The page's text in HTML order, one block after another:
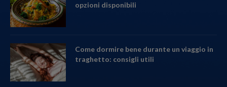
opzioni disponibili
Come dormire bene durante un viaggio in
traghetto: consigli utili